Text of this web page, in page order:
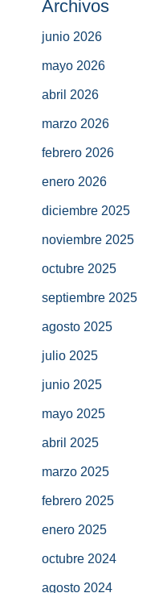
Archivos
junio 2026
mayo 2026
abril 2026
marzo 2026
febrero 2026
enero 2026
diciembre 2025
noviembre 2025
octubre 2025
septiembre 2025
agosto 2025
julio 2025
junio 2025
mayo 2025
abril 2025
marzo 2025
febrero 2025
enero 2025
octubre 2024
agosto 2024